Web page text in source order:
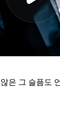
은 그 슬픔도